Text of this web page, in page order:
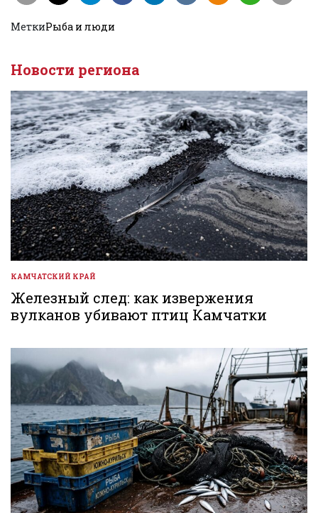
МеткиРыба и люди
Новости региона
ОПУБЛИКОВАНО
В
КАМЧАТСКИЙ КРАЙ
Железный след: как извержения
вулканов убивают птиц Камчатки